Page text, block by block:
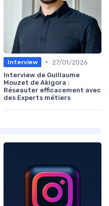
Interview •
27/01/2026
Interview de Guillaume
Mouzet de Akigora :
Réseauter efficacement avec
des Experts métiers